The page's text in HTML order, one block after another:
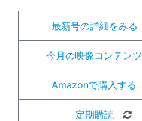
最新号の詳細をみる
今月の映像コンテンツ
Amazonで購入する
定期購読